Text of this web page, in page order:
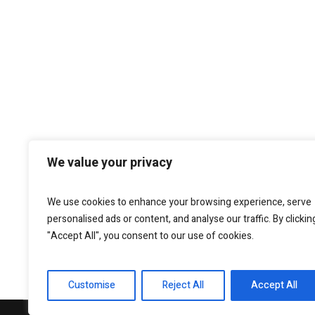
We value your privacy
We use cookies to enhance your browsing experience, serve
personalised ads or content, and analyse our traffic. By
"Accept All", you consent to our use of cookies.
Customise Reject All Accept All